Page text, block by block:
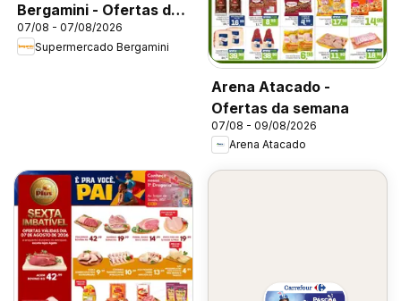
Bergamini - Ofertas da
semana
07/08 - 07/08/2026
Supermercado Bergamini
Arena Atacado -
Ofertas da semana
07/08 - 09/08/2026
Arena Atacado